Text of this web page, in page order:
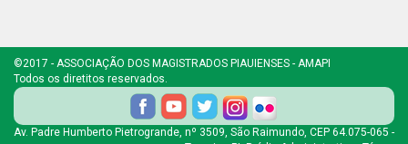
©2017 - ASSOCIAÇÃO DOS MAGISTRADOS PIAUIENSES - AMAPI
Todos os diretitos reservados.
Av. Padre Humberto Pietrogrande, nº 3509, São Raimundo, CEP 64.075-065 -